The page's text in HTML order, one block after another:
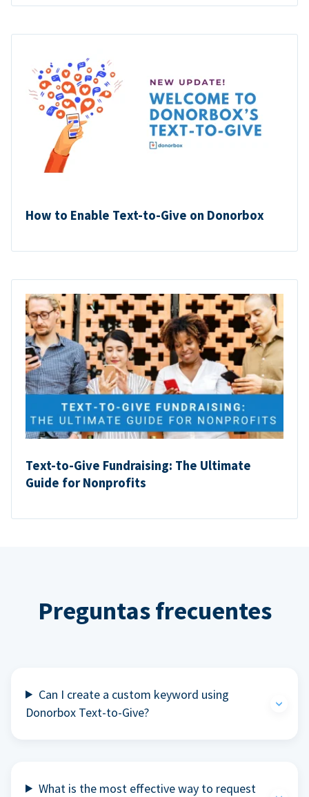
How to Enable Text-to-Give on Donorbox
Text-to-Give Fundraising: The Ultimate
Guide for Nonprofits
Preguntas frecuentes
Can I create a custom keyword using
Donorbox Text-to-Give?
What is the most effective way to request